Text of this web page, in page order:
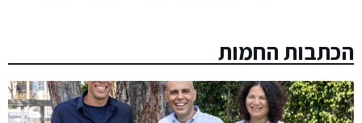
הכתבות החמות